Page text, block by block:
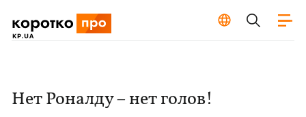
Нет Роналду – нет голов!